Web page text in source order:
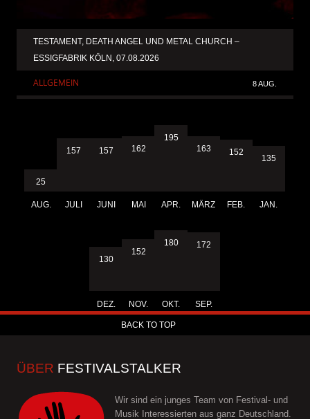
TESTAMENT, DEATH ANGEL UND METAL CHURCH –
ESSIGFABRIK KÖLN, 07.08.2026
ALLGEMEIN 8 AUG.
25
AUG.
157
JULI
157
JUNI
162
MAI
195
APR.
163
MÄRZ
152
FEB.
135
JAN.
130
DEZ.
152
NOV.
180
OKT.
172
SEP.
BACK TO TOP
ÜBER FESTIVALSTALKER
Wir sind ein junges Team von Festival- und
Musik Interessierten aus ganz Deutschland.